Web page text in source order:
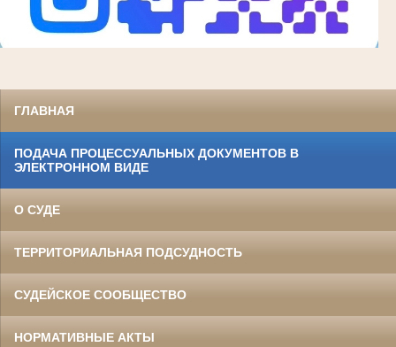
ГЛАВНАЯ
ПОДАЧА ПРОЦЕССУАЛЬНЫХ ДОКУМЕНТОВ В
ЭЛЕКТРОННОМ ВИДЕ
О СУДЕ
ТЕРРИТОРИАЛЬНАЯ ПОДСУДНОСТЬ
СУДЕЙСКОЕ СООБЩЕСТВО
НОРМАТИВНЫЕ АКТЫ